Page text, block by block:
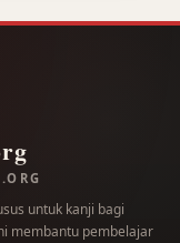
untuk kanji bagi
membantu pembelajar